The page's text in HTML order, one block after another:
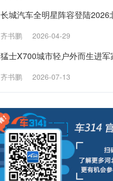
长城汽车全明星阵容登陆2026
齐书鹏 2026-04-29
猛士X700城市轻户外而生进
齐书鹏 2026-07-13